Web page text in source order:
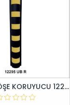
KOLON KÖŞE KORUYUCU 12295 UB R